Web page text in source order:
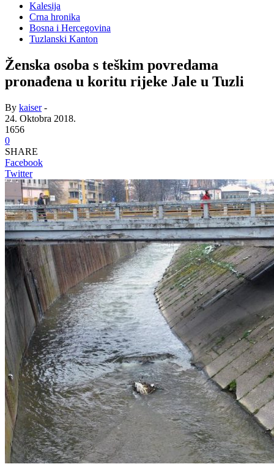
Kalesija
Crna hronika
Bosna i Hercegovina
Tuzlanski Kanton
Ženska osoba s teškim povredama
pronađena u koritu rijeke Jale u Tuzli
By kaiser-
24. Oktobra 2018.
1656
0
SHARE
Facebook
Twitter